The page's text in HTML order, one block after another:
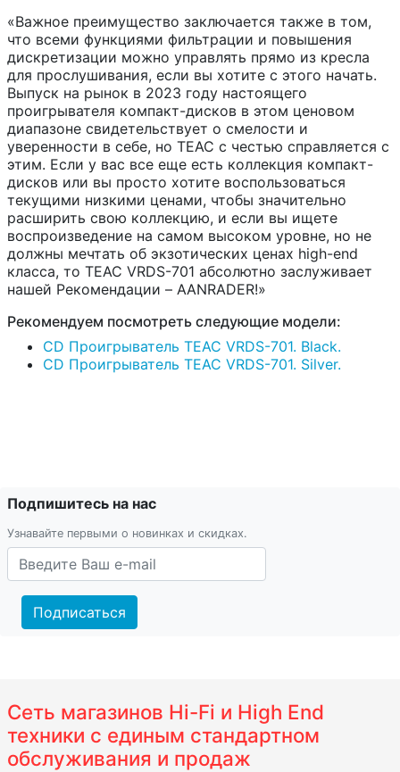
«Важное преимущество заключается также в том,
что всеми функциями фильтрации и повышения
дискретизации можно управлять прямо из кресла
для прослушивания, если вы хотите с этого начать.
Выпуск на рынок в 2023 году настоящего
проигрывателя компакт-дисков в этом ценовом
диапазоне свидетельствует о смелости и
уверенности в себе, но TEAC с честью справляется с
этим. Если у вас все еще есть коллекция компакт-
дисков или вы просто хотите воспользоваться
текущими низкими ценами, чтобы значительно
расширить свою коллекцию, и если вы ищете
воспроизведение на самом высоком уровне, но не
должны мечтать об экзотических ценах high-end
класса, то TEAC VRDS-701 абсолютно заслуживает
нашей Рекомендации – AANRADER!»
Рекомендуем посмотреть следующие модели:
CD Проигрыватель TEAC VRDS-701. Black.
CD Проигрыватель TEAC VRDS-701. Silver.
Подпишитесь на нас
Узнавайте первыми о новинках и скидках.
Подписаться
Сеть магазинов Hi-Fi и High End
техники с единым стандартном
обслуживания и продаж